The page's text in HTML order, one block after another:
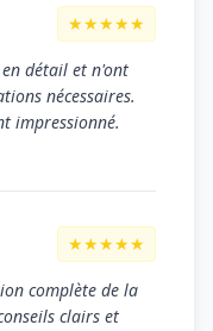
★★★★★
détail et n'ont
nécessaires.
impressionné.
★★★★★
complète de la
clairs et